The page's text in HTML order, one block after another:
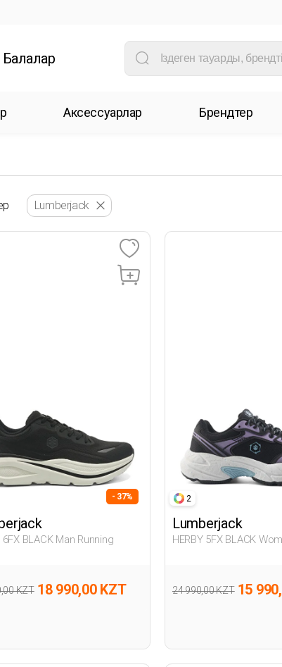
Балалар
Аксессуарлар Брендтер
Lumberjack
- 37%
6FX BLACK Man Running
KZT 18 990,00 KZT
2
Lumberjack
HERBY 5FX BLACK
24 990,00 KZT 15